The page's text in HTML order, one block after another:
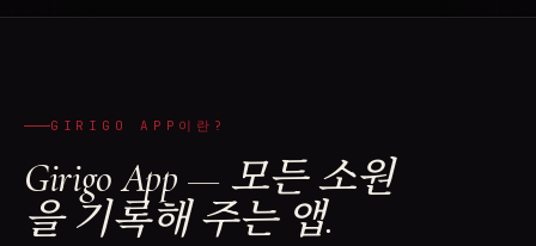
GIRIGO APP이란?
Girigo App — 모든 소원
을 기록해 주는 앱.